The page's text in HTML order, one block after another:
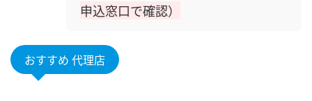
申込窓口で確認）
おすすめ 代理店